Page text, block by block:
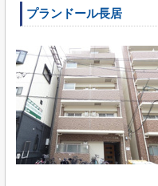
プランドール長居